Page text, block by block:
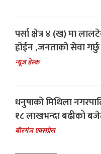
पर्सा क्षेत्र ४ (ख) मा
होईन ,जनताको सेवा गर्छु
न्यूज डेस्क
धनुषाको मिथिला
१८ लाखभन्दा बढीको
बीरगंज एक्सप्रेस